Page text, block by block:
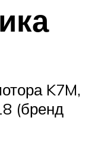
K7M,
(бренд